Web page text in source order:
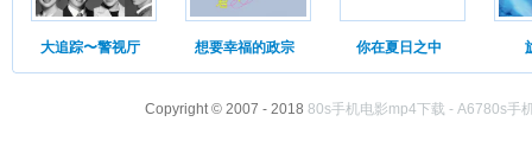
大追踪〜警视厅 想要幸福的政宗 你在夏日之中
Copyright © 2007 - 2018 80s手机电影mp4下载 - A6780s手